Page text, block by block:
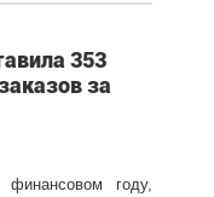
353
за
году,